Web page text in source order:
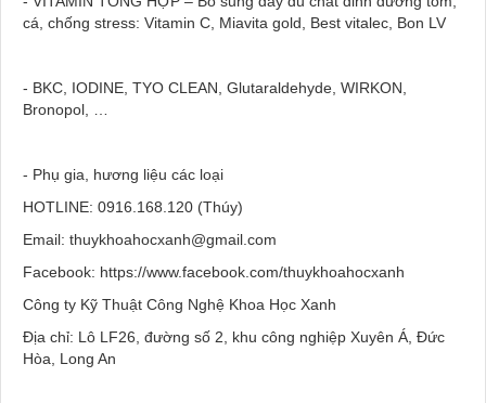
cá, chống stress: Vitamin C, Miavita gold, Best vitalec, Bon LV
- BKC, IODINE, TYO CLEAN, Glutaraldehyde, WIRKON,
Bronopol, …
- Phụ gia, hương liệu các loại
HOTLINE: 0916.168.120 (Thúy)
Email: thuykhoahocxanh@gmail.com
Facebook: https://www.facebook.com/thuykhoahocxanh
Công ty Kỹ Thuật Công Nghệ Khoa Học Xanh
Địa chỉ: Lô LF26, đường số 2, khu công nghiệp Xuyên Á, Đức
Hòa, Long An